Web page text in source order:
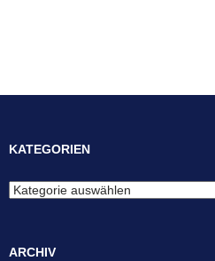
KATEGORIEN
Kategorien
ARCHIV